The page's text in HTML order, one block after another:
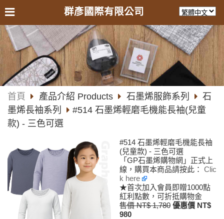
群彥國際有限公司
首頁 產品介紹 Products 石墨烯服飾系列
石
墨烯長袖系列
#514 石墨烯輕磨毛機能長袖(兒童
款) - 三色可選
#514 石墨烯輕磨毛機能長袖
(兒童款) - 三色可選
「GP石墨烯購物網」正式上
線，購買本商品請按此： Clic
k here
★首次加入會員即贈1000點
紅利點數，可折抵購物金
售價 NT$ 1,780 優惠價 NT$
980